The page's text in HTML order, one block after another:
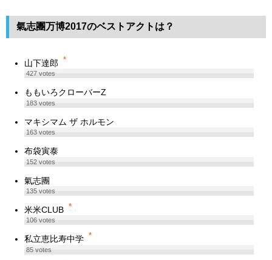
氣志團万博2017のベストアクトは？
山下達郎 *
427votes
ももいろクローバーZ
183votes
マキシマム ザ ホルモン
163votes
布袋寅泰
152votes
氣志團
135votes
米米CLUB *
106votes
私立恵比寿中学 *
85votes